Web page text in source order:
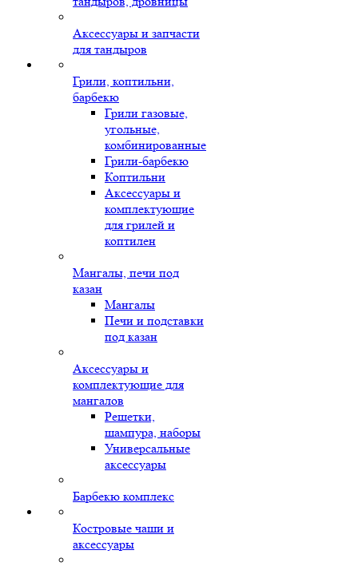
Аксессуары и запчасти
для тандыров
Грили, коптильни,
барбекю
Грили газовые,
угольные,
комбинированные
Грили-барбекю
Коптильни
Аксессуары и
комплектующие
для грилей и
коптилен
Мангалы, печи под
казан
Мангалы
Печи и подставки
под казан
Аксессуары и
комплектующие для
мангалов
Решетки,
шампура, наборы
Универсальные
аксессуары
Барбекю комплекс
Костровые чаши и
аксессуары